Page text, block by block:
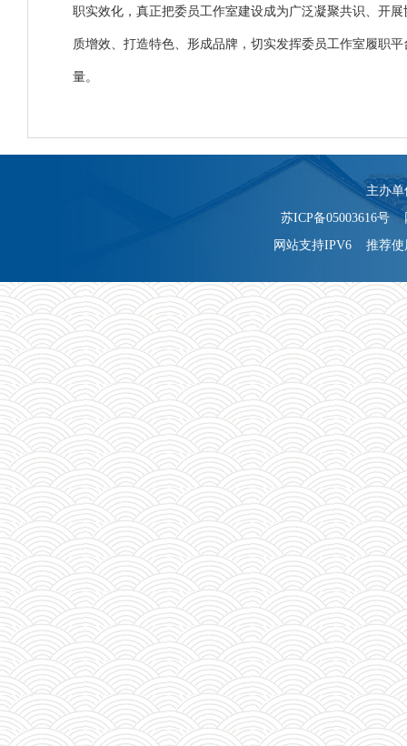
职实效化，真正把委员工作室建设成为广泛凝聚共识、开
质增效、打造特色、形成品牌，切实发挥委员工作室履职
量。
主办
苏ICP备05003616号
网站支持IPV6 推荐使